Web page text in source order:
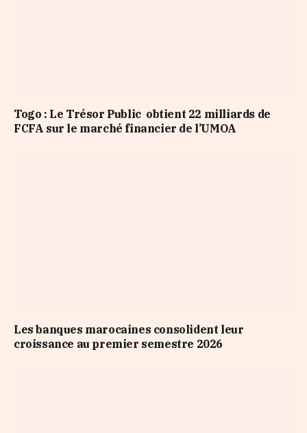
Togo : Le Trésor Public obtient 22 milliards de
FCFA sur le marché financier de l’UMOA
Les banques marocaines consolident leur
croissance au premier semestre 2026